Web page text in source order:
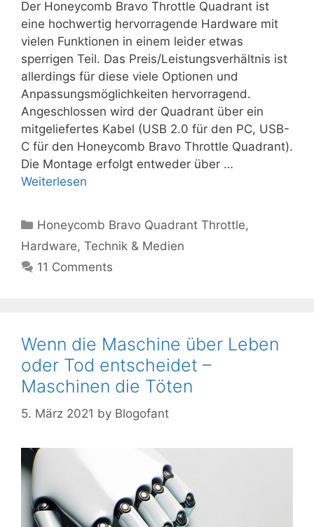
Der Honeycomb Bravo Throttle Quadrant ist
eine hochwertig hervorragende Hardware mit
vielen Funktionen in einem leider etwas
sperrigen Teil. Das Preis/Leistungsverhältnis ist
allerdings für diese viele Optionen und
Anpassungsmöglichkeiten hervorragend.
Angeschlossen wird der Quadrant über ein
mitgeliefertes Kabel (USB 2.0 für den PC, USB-
C für den Honeycomb Bravo Throttle Quadrant).
Die Montage erfolgt entweder über …
Weiterlesen
Kategorien
Honeycomb Bravo Quadrant Throttle,
Hardware, Technik & Medien
11 Comments
Wenn die Maschine über Leben
oder Tod entscheidet –
Maschinen die Töten
5. März 2021 by Blogofant